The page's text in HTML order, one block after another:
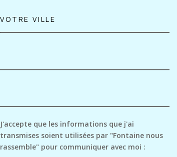
J'accepte que les informations que j'ai
transmises soient utilisées par "Fontaine nous
rassemble" pour communiquer avec moi :